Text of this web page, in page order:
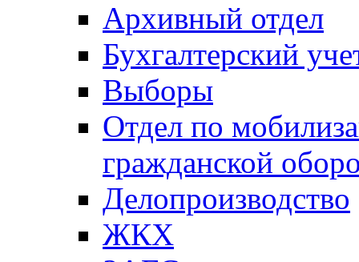
Архивный отдел
Бухгалтерский
Выборы
Отдел по
гражданской
Делопроизводство
ЖКХ